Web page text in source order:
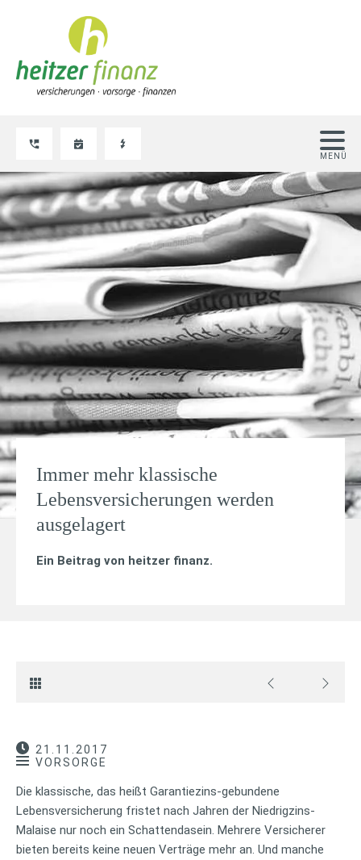
Immer mehr klassische
Lebensversicherungen werden
ausgelagert
Ein Beitrag von heitzer finanz.
21.11.2017
VORSORGE
Die klassische, das heißt Garantiezins-gebundene
Lebensversicherung fristet nach Jahren der Niedrigzins-
Malaise nur noch ein Schattendasein. Mehrere Versicherer
bieten bereits keine neuen Verträge mehr an. Und manche